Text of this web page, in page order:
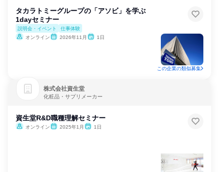
タカラトミーグループの「アソビ」を学ぶ
1dayセミナー
説明会・イベント
仕事体験
オンライン
2026年11月 1日
この企業の類似募集
株式会社資生堂
化粧品・サプリメーカー
資生堂R&D職種理解セミナー
オンライン 2025年1月 1日